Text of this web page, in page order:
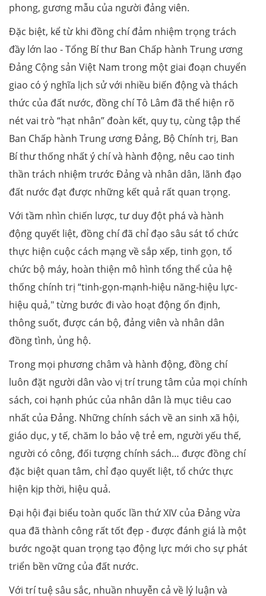
phong, gương mẫu của người đảng viên.
Đặc biệt, kể từ khi đồng chí đảm nhiệm trọng trách
đầy lớn lao - Tổng Bí thư Ban Chấp hành Trung ương
Đảng Cộng sản Việt Nam trong một giai đoạn chuyển
giao có ý nghĩa lịch sử với nhiều biến động và thách
thức của đất nước, đồng chí Tô Lâm đã thể hiện rõ
nét vai trò “hạt nhân” đoàn kết, quy tụ, cùng tập thể
Ban Chấp hành Trung ương Đảng, Bộ Chính trị, Ban
Bí thư thống nhất ý chí và hành động, nêu cao tinh
thần trách nhiệm trước Đảng và nhân dân, lãnh đạo
đất nước đạt được những kết quả rất quan trọng.
Với tầm nhìn chiến lược, tư duy đột phá và hành
động quyết liệt, đồng chí đã chỉ đạo sâu sát tổ chức
thực hiện cuộc cách mạng về sắp xếp, tinh gọn, tổ
chức bộ máy, hoàn thiện mô hình tổng thể của hệ
thống chính trị “tinh-gọn-mạnh-hiệu năng-hiệu lực-
hiệu quả," từng bước đi vào hoạt động ổn định,
thông suốt, được cán bộ, đảng viên và nhân dân
đồng tình, ủng hộ.
Trong mọi phương châm và hành động, đồng chí
luôn đặt người dân vào vị trí trung tâm của mọi chính
sách, coi hạnh phúc của nhân dân là mục tiêu cao
nhất của Đảng. Những chính sách về an sinh xã hội,
giáo dục, y tế, chăm lo bảo vệ trẻ em, người yếu thế,
người có công, đối tượng chính sách… được đồng chí
đặc biệt quan tâm, chỉ đạo quyết liệt, tổ chức thực
hiện kịp thời, hiệu quả.
Đại hội đại biểu toàn quốc lần thứ XIV của Đảng vừa
qua đã thành công rất tốt đẹp - được đánh giá là một
bước ngoặt quan trọng tạo động lực mới cho sự phát
triển bền vững của đất nước.
Với trí tuệ sâu sắc, nhuần nhuyễn cả về lý luận và